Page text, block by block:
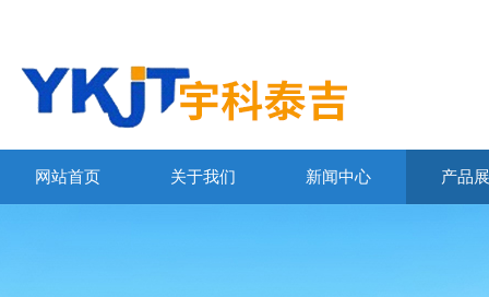
网站首页 关于我们 新闻中心 产品